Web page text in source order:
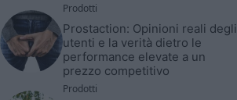
Prodotti
Prostaction: Opinioni reali degli
utenti e la verità dietro le
performance elevate a un
prezzo competitivo
Prodotti